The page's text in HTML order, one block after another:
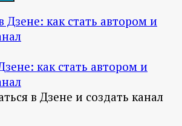
как стать автором и
в Дзене и создать канал